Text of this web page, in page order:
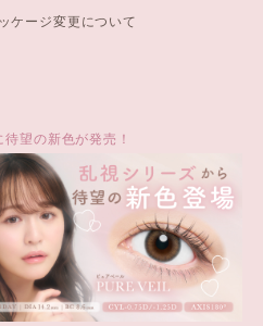
ケージ変更について
望の新色が発売！